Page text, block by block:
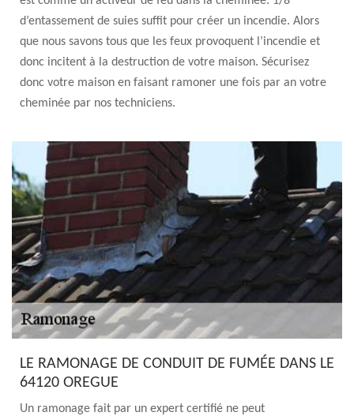
d’entassement de suies suffit pour créer un incendie. Alors
que nous savons tous que les feux provoquent l’incendie et
donc incitent à la destruction de votre maison. Sécurisez
donc votre maison en faisant ramoner une fois par an votre
cheminée par nos techniciens.
LE RAMONAGE DE CONDUIT DE FUMÉE DANS LE
64120 OREGUE
Un ramonage fait par un expert certifié ne peut